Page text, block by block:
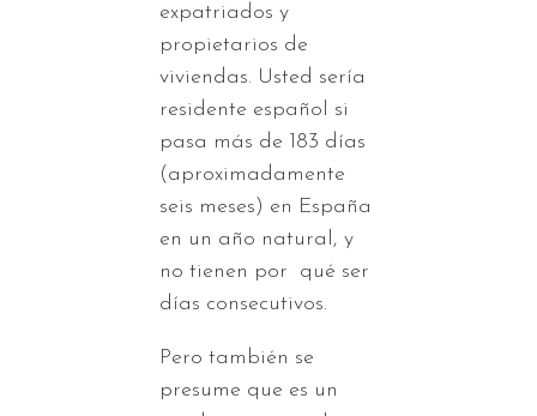
expatriados y
propietarios de
viviendas. Usted sería
residente español si
pasa más de 183 días
(aproximadamente
seis meses) en España
en un año natural, y
no tienen por qué ser
días consecutivos.
Pero también se
presume que es un